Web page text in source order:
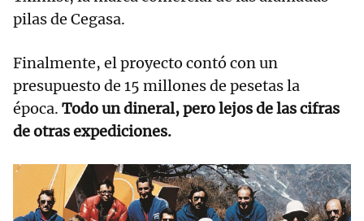
pilas de Cegasa.
Finalmente, el proyecto contó con un
presupuesto de 15 millones de pesetas la
época. Todo un dineral, pero lejos de las cifras
de otras expediciones.